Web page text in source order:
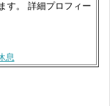
す。 詳細プロフィー
息